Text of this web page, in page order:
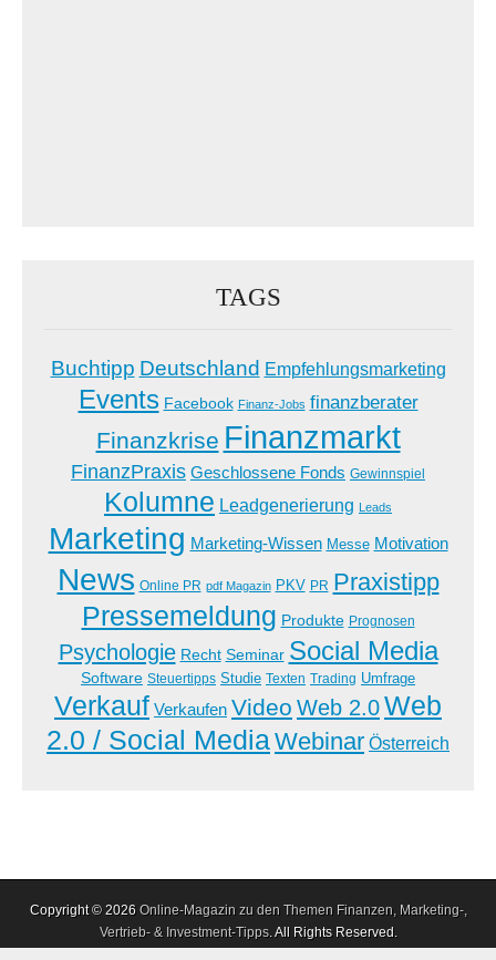
TAGS
Buchtipp Deutschland Empfehlungsmarketing
Events Facebook Finanz-Jobs finanzberater
Finanzkrise Finanzmarkt
FinanzPraxis Geschlossene Fonds Gewinnspiel
Kolumne Leadgenerierung Leads
Marketing Marketing-Wissen Messe Motivation
News Online PR pdf Magazin PKV PR Praxistipp
Pressemeldung Produkte Prognosen
Psychologie Recht Seminar Social Media
Software Steuertipps Studie Texten Trading Umfrage
Verkauf Verkaufen Video Web 2.0Web
2.0 / Social MediaWebinar Österreich
Copyright © 2026 Online-Magazin zu den Themen Finanzen, Marketing-,
Vertrieb- & Investment-Tipps. All Rights Reserved.